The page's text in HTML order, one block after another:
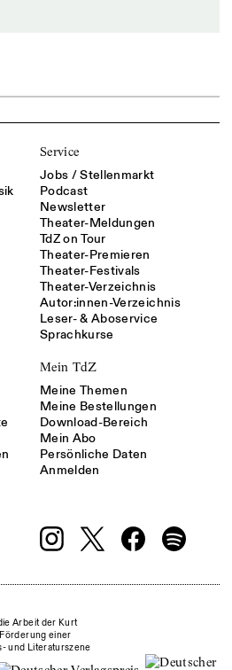
Service
Jobs / Stellenmarkt
Podcast
Newsletter
Theater-Meldungen
TdZ on Tour
Theater-Premieren
Theater-Festivals
Theater-Verzeichnis
Autor:innen-Verzeichnis
Leser- & Aboservice
Sprachkurse
Mein TdZ
Meine Themen
Meine Bestellungen
Download-Bereich
Mein Abo
Persönliche Daten
Anmelden
Arbeit der Kurt
einer
und Literaturszene